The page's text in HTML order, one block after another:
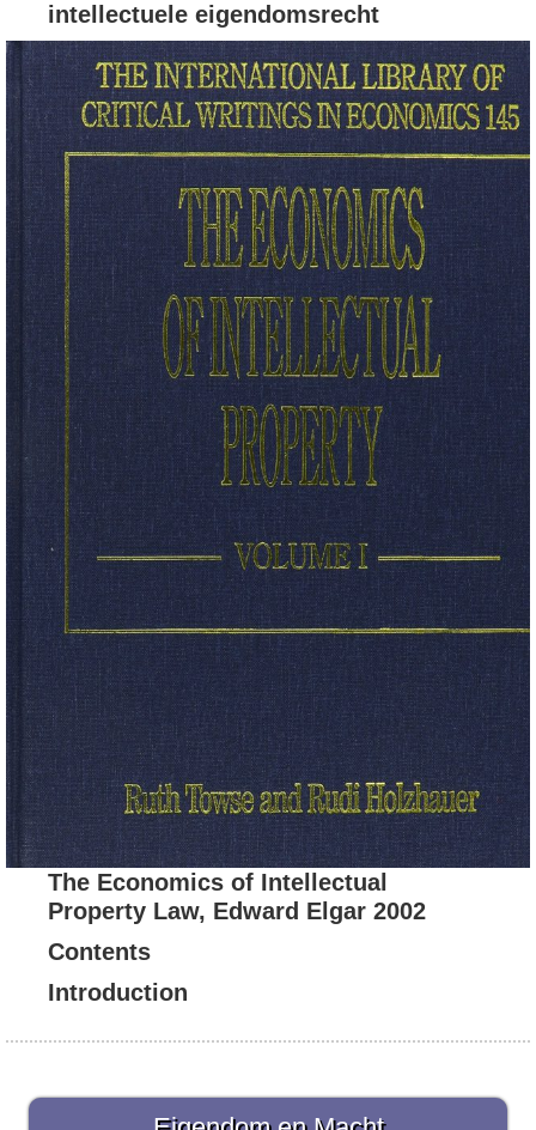
intellectuele eigendomsrecht
The Economics of Intellectual
Property Law, Edward Elgar 2002
Contents
Introduction
P